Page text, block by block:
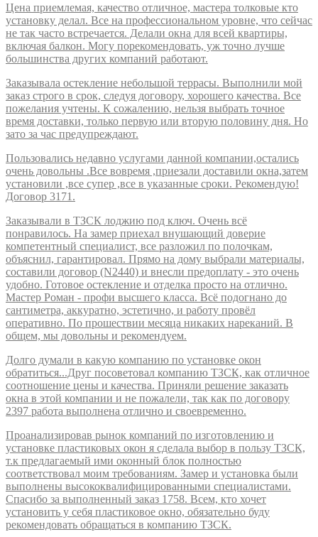
Цена приемлемая, качество отличное, мастера толковые кто
установку делал. Все на профессиональном уровне, что сейчас
не так часто встречается. Делали окна для всей квартиры,
включая балкон. Могу порекомендовать, уж точно лучше
большинства других компаний работают.
Заказывала остекление небольшой террасы. Выполнили мой
заказ строго в срок, следуя договору, хорошего качества. Все
пожелания учтены. К сожалению, нельзя выбрать точное
время доставки, только первую или вторую половину дня. Но
зато за час предупреждают.
Пользовались недавно услугами данной компании,остались
очень довольны .Все вовремя ,приезали доставили окна,затем
установили ,все супер ,все в указанные сроки. Рекомендую!
Договор 3171.
Заказывали в ТЗСК лоджию под ключ. Очень всё
понравилось. На замер приехал внушающий доверие
компетентный специалист, все разложил по полочкам,
объяснил, гарантировал. Прямо на дому выбрали материалы,
составили договор (N2440) и внесли предоплату - это очень
удобно. Готовое остекление и отделка просто на отлично.
Мастер Роман - профи высшего класса. Всё подогнано до
сантиметра, аккуратно, эстетично, и работу провёл
оперативно. По прошествии месяца никаких нареканий. В
общем, мы довольны и рекомендуем.
Долго думали в какую компанию по установке окон
обратиться...Друг посоветовал компанию ТЗСК, как отличное
соотношение цены и качества. Приняли решение заказать
окна в этой компании и не пожалели, так как по договору
2397 работа выполнена отлично и своевременно.
Проанализировав рынок компаний по изготовлению и
установке пластиковых окон я сделала выбор в пользу ТЗСК,
т.к предлагаемый ими оконный блок полностью
соответствовал моим требованиям. Замер и установка были
выполнены высококвалифицированными специалистами.
Спасибо за выполненный заказ 1758. Всем, кто хочет
установить у себя пластиковое окно, обязательно буду
рекомендовать обращаться в компанию ТЗСК.